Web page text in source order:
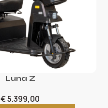
Luna Z
€5.399,00